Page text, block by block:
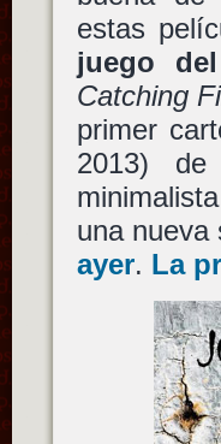
estas
juego
Catching
primer
2013) de
una
ayer. La